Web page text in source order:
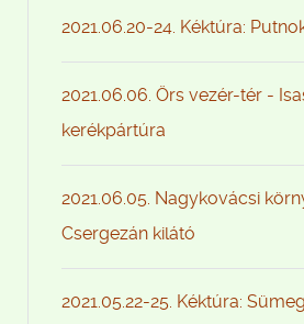
2021.06.20-24. Kéktúra:
2021.06.06. Örs vezér-tér -
kerékpártúra
2021.06.05. Nagykovácsi
Csergezán kilátó
2021.05.22-25. Kéktúra: